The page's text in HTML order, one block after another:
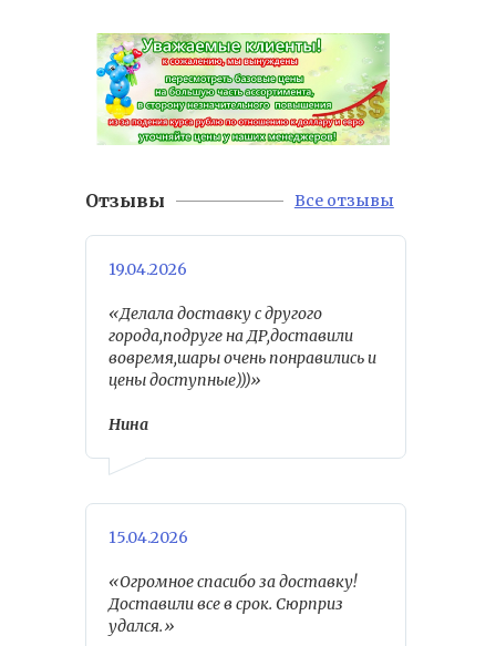
Отзывы Все отзывы
19.04.2026
«Делала доставку с другого
города,подруге на ДР,доставили
вовремя,шары очень понравились и
цены доступные)))»
Нина
15.04.2026
«Огромное спасибо за доставку!
Доставили все в срок. Сюрприз
удался.»